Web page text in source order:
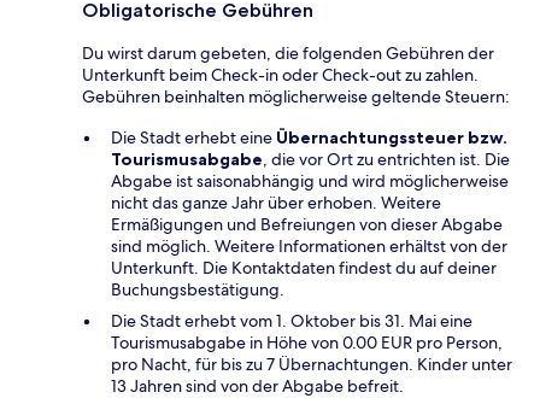
Obligatorische Gebühren
Du wirst darum gebeten, die folgenden Gebühren der
Unterkunft beim Check-in oder Check-out zu zahlen.
Gebühren beinhalten möglicherweise geltende Steuern:
Die Stadt erhebt eine Übernachtungssteuer bzw.
Tourismusabgabe, die vor Ort zu entrichten ist. Die
Abgabe ist saisonabhängig und wird möglicherweise
nicht das ganze Jahr über erhoben. Weitere
Ermäßigungen und Befreiungen von dieser Abgabe
sind möglich. Weitere Informationen erhältst von der
Unterkunft. Die Kontaktdaten findest du auf deiner
Buchungsbestätigung.
Die Stadt erhebt vom 1. Oktober bis 31. Mai eine
Tourismusabgabe in Höhe von 0.00 EUR pro Person,
pro Nacht, für bis zu 7 Übernachtungen. Kinder unter
13 Jahren sind von der Abgabe befreit.